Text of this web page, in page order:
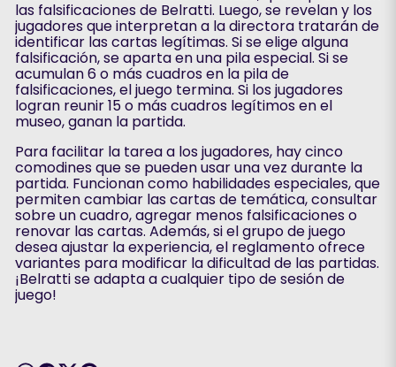
las falsificaciones de Belratti. Luego, se revelan y los
jugadores que interpretan a la directora tratarán de
identificar las cartas legítimas. Si se elige alguna
falsificación, se aparta en una pila especial. Si se
acumulan 6 o más cuadros en la pila de
falsificaciones, el juego termina. Si los jugadores
logran reunir 15 o más cuadros legítimos en el
museo, ganan la partida.
Para facilitar la tarea a los jugadores, hay cinco
comodines que se pueden usar una vez durante la
partida. Funcionan como habilidades especiales, que
permiten cambiar las cartas de temática, consultar
sobre un cuadro, agregar menos falsificaciones o
renovar las cartas. Además, si el grupo de juego
desea ajustar la experiencia, el reglamento ofrece
variantes para modificar la dificultad de las partidas.
¡Belratti se adapta a cualquier tipo de sesión de
juego!